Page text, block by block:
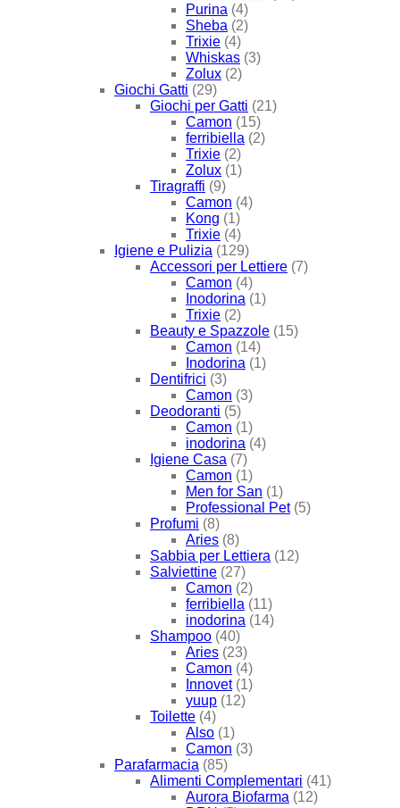
Purina (4)
Sheba (2)
Trixie (4)
Whiskas (3)
Zolux (2)
Giochi Gatti (29)
Giochi per Gatti (21)
Camon (15)
ferribiella (2)
Trixie (2)
Zolux (1)
Tiragraffi (9)
Camon (4)
Kong (1)
Trixie (4)
Igiene e Pulizia (129)
Accessori per Lettiere (7)
Camon (4)
Inodorina (1)
Trixie (2)
Beauty e Spazzole (15)
Camon (14)
Inodorina (1)
Dentifrici (3)
Camon (3)
Deodoranti (5)
Camon (1)
inodorina (4)
Igiene Casa (7)
Camon (1)
Men for San (1)
Professional Pet (5)
Profumi (8)
Aries (8)
Sabbia per Lettiera (12)
Salviettine (27)
Camon (2)
ferribiella (11)
inodorina (14)
Shampoo (40)
Aries (23)
Camon (4)
Innovet (1)
yuup (12)
Toilette (4)
Also (1)
Camon (3)
Parafarmacia (85)
Alimenti Complementari (41)
Aurora Biofarma (12)